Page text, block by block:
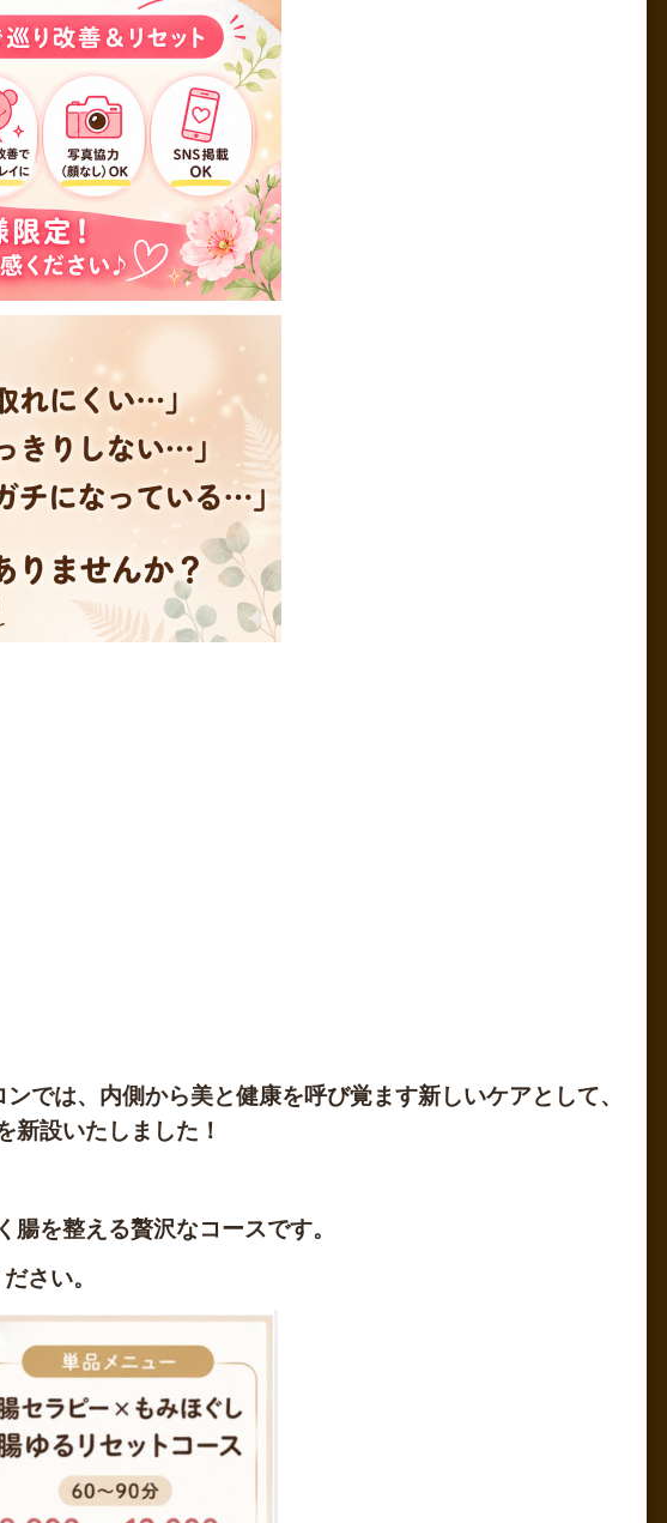
ンでは、内側から美と健康を呼び覚ます新しいケアとして、
新設いたしました！
を整える贅沢なコースです。
さい。